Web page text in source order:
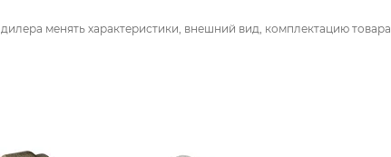
менять характеристики, внешний вид, комплектацию